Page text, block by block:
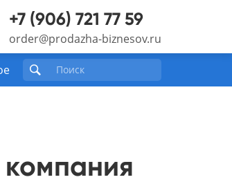
+7 (906) 721 77 59
order@prodazha-biznesov.ru